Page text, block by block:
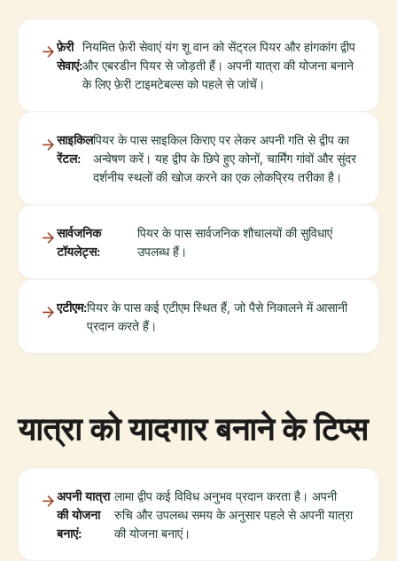
फ़ेरी
सेवाएं:
नियमित फ़ेरी सेवाएं यंग शू वान को सेंट्रल पियर और हांगकांग द्वीप
और एबरडीन पियर से जोड़ती हैं। अपनी यात्रा की योजना बनाने
के लिए फ़ेरी टाइमटेबल्स को पहले से जांचें।
साइकिल
रेंटल:
पियर के पास साइकिल किराए पर लेकर अपनी गति से द्वीप का
अन्वेषण करें। यह द्वीप के छिपे हुए कोनों, चार्मिंग गांवों और सुंदर
दर्शनीय स्थलों की खोज करने का एक लोकप्रिय तरीका है।
सार्वजनिक
टॉयलेट्स:
पियर के पास सार्वजनिक शौचालयों की सुविधाएं
उपलब्ध हैं।
एटीएम:पियर के पास कई एटीएम स्थित हैं, जो पैसे निकालने में आसानी
प्रदान करते हैं।
यात्रा को यादगार बनाने के टिप्स
अपनी यात्रा
की योजना
बनाएं:
लामा द्वीप कई विविध अनुभव प्रदान करता है। अपनी
रुचि और उपलब्ध समय के अनुसार पहले से अपनी यात्रा
की योजना बनाएं।